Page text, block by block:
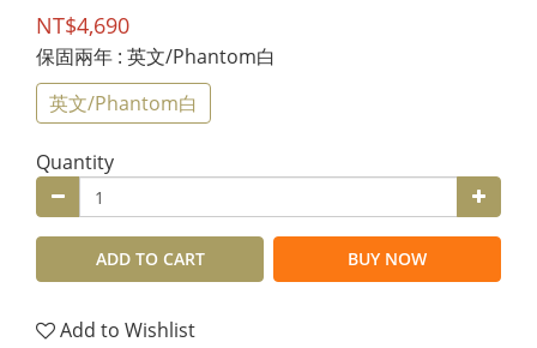
NT$4,690
保固兩年 : 英文/Phantom白
英文/Phantom白
Quantity
ADD TO CART BUY NOW
Add to Wishlist